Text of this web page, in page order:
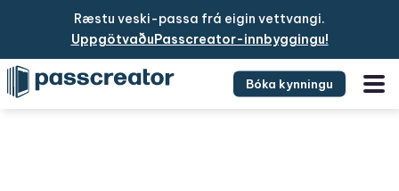
Ræstu veski-passa frá eigin vettvangi.
UppgötvaðuPasscreator-innbyggingu!
Bóka kynningu